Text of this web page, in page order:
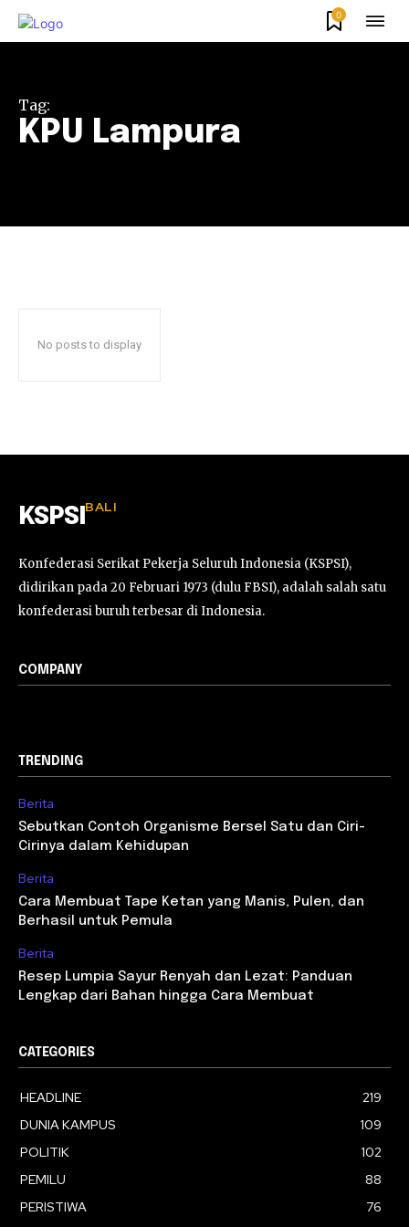
0
Tag:
KPU Lampura
No posts to display
KSPSI BALI
Konfederasi Serikat Pekerja Seluruh Indonesia (KSPSI),
didirikan pada 20 Februari 1973 (dulu FBSI), adalah salah satu
konfederasi buruh terbesar di Indonesia.
COMPANY
TRENDING
Berita
Sebutkan Contoh Organisme Bersel Satu dan Ciri-
Cirinya dalam Kehidupan
Berita
Cara Membuat Tape Ketan yang Manis, Pulen, dan
Berhasil untuk Pemula
Berita
Resep Lumpia Sayur Renyah dan Lezat: Panduan
Lengkap dari Bahan hingga Cara Membuat
CATEGORIES
HEADLINE
219
DUNIA KAMPUS
109
POLITIK
102
PEMILU
88
PERISTIWA
76